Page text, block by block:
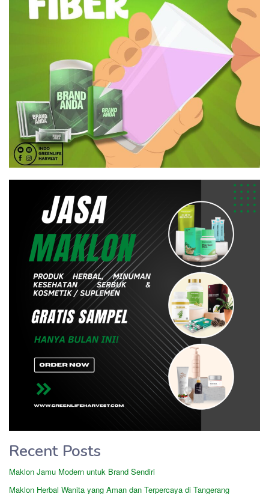
Recent Posts
Maklon Jamu Modern untuk Brand Sendiri
Maklon Herbal Wanita yang Aman dan Terpercaya di Tangerang